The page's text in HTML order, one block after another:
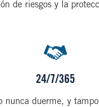
de riesgos y la
24/7/365
nunca duerme, y